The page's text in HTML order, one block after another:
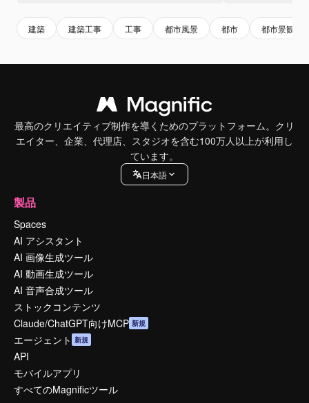
建築 建築工事 工事 都市風景 都市 都市景観
最高のクリエイティブ制作を導くためのプラットフォーム。クリ
エイター、企業、代理店、スタジオを含む100万人以上が利用し
ています。
日本語
製品
Spaces
AI アシスタント
AI 画像生成ツール
AI 動画生成ツール
AI 音声合成ツール
ストックコンテンツ
Claude/ChatGPT向けMCP 新規
エージェント 新規
API
モバイルアプリ
すべてのMagnificツール